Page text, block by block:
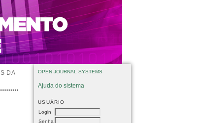
OPEN JOURNAL SYSTEMS
Ajuda do sistema
USUÁRIO
Login
Senha
DA